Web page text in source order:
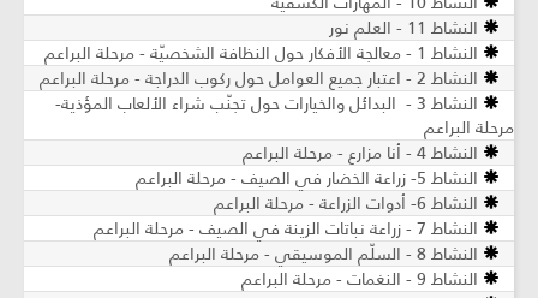
النشاط 11 - العلم نور
النشاط 1 - معالجة الأفكار حول النظافة الشخصيّة - مرحلة البراعم
النشاط 2 - اعتبار جميع العوامل حول ركوب الدراجة - مرحلة البراعم
النشاط 3 - البدائل والخيارات حول تجنّب شراء الألعاب المؤذية-
مرحلة البراعم
النشاط 4 - أنا مزارع - مرحلة البراعم
النشاط 5- زراعة الخضار في الصيف - مرحلة البراعم
النشاط 6- أدوات الزراعة - مرحلة البراعم
النشاط 7 - زراعة نباتات الزينة في الصيف ​- مرحلة البراعم
النشاط 8 - السلّم الموسيقي - مرحلة البراعم
النشاط 9 - النغمات - مرحلة البراعم